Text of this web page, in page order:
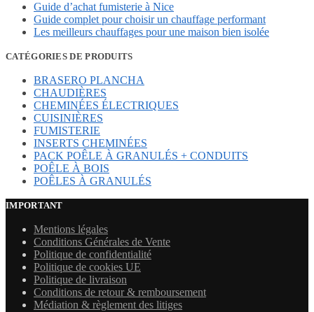
1665,60 €.1641,60 €.
Guide d’achat fumisterie à Nice
Guide complet pour choisir un chauffage performant
Les meilleurs chauffages pour une maison bien isolée
CATÉGORIES DE PRODUITS
BRASERO PLANCHA
CHAUDIÈRES
CHEMINÉES ÉLECTRIQUES
CUISINIÈRES
FUMISTERIE
INSERTS CHEMINÉES
PACK POÊLE À GRANULÉS + CONDUITS
POÊLE À BOIS
POÊLES À GRANULÉS
IMPORTANT
Mentions légales
Conditions Générales de Vente
Politique de confidentialité
Politique de cookies UE
Politique de livraison
Conditions de retour & remboursement
Médiation & règlement des litiges